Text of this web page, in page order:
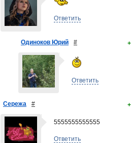
Ответить
Одиноков Юрий #
Ответить
Сережа #
5555555555555
Ответить